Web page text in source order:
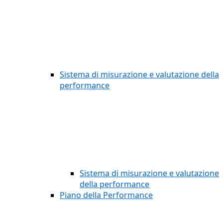
Sistema di misurazione e valutazione della
performance
Sistema di misurazione e valutazione
della performance
Piano della Performance